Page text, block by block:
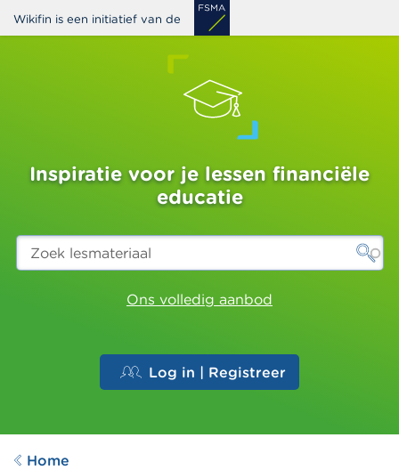
Overslaan
en
Wikifin is een initiatief van de
Inspiratie voor je lessen financiële
educatie
Zoek
lesmateriaal
Ons volledig aanbod
Log in | Registreer
Home